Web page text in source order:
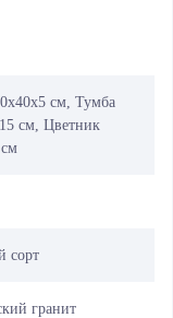
см, Тумба
см, Цветник
сорт
гранит